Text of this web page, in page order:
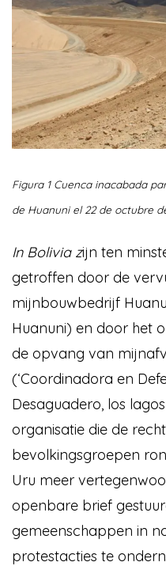
Figura 1 Cuenca inacabada
de Huanuni el 22 de octubre
In Bolivia zijn ten
getroffen door de
mijnbouwbedrijf
Huanuni) en door het
de opvang van
(‘Coordinadora en
Desaguadero, los
organisatie die de
bevolkingsgroepen
Uru meer
openbare brief
gemeenschappen in
protestacties te